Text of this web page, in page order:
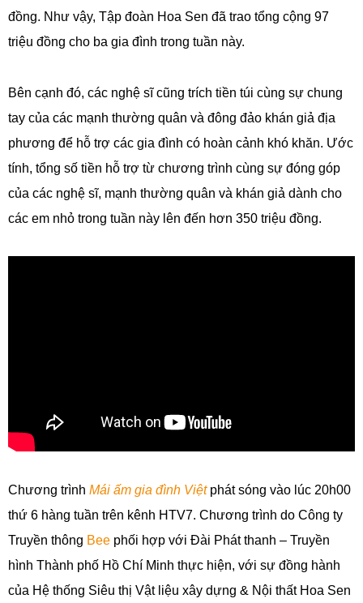
đồng. Như vậy, Tập đoàn Hoa Sen đã trao tổng cộng 97
triệu đồng cho ba gia đình trong tuần này.
Bên cạnh đó, các nghệ sĩ cũng trích tiền túi cùng sự chung
tay của các mạnh thường quân và đông đảo khán giả địa
phương để hỗ trợ các gia đình có hoàn cảnh khó khăn. Ước
tính, tổng số tiền hỗ trợ từ chương trình cùng sự đóng góp
của các nghệ sĩ, mạnh thường quân và khán giả dành cho
các em nhỏ trong tuần này lên đến hơn 350 triệu đồng.
Chương trình Mái ấm gia đình Việt phát sóng vào lúc 20h00
thứ 6 hàng tuần trên kênh HTV7. Chương trình do Công ty
Truyền thông Bee phối hợp với Đài Phát thanh – Truyền
hình Thành phố Hồ Chí Minh thực hiện, với sự đồng hành
của Hệ thống Siêu thị Vật liệu xây dựng & Nội thất Hoa Sen